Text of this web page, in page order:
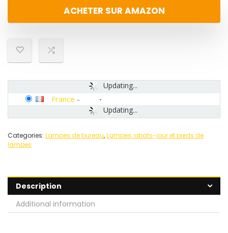
ACHETER SUR AMAZON
Updating...
Updating...
France -
Categories: Lampes de bureau,Lampes, abats-jour et pieds de
lampes
Description
Additional information